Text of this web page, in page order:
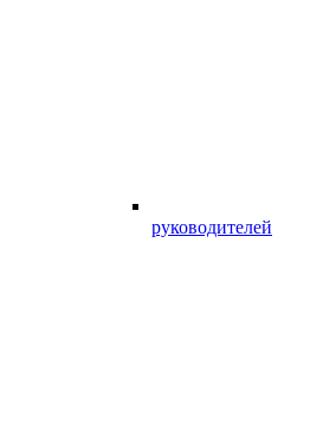
руководителей